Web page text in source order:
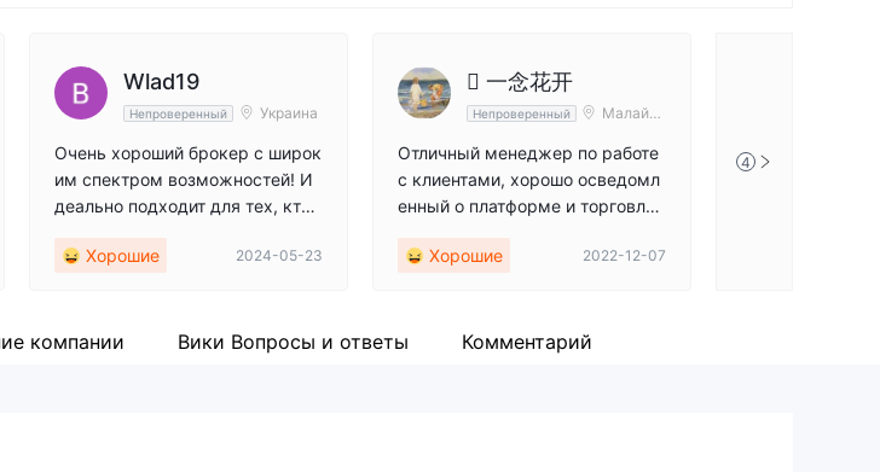
Wlad19
Непроверенный Украина
Очень хороший брокер с широк
им спектром возможностей! И
деально подходит для тех, кто
е, а также для инвестирования
чно актуальная и продуманная
Хорошие 2024-05-23
 一念花开
Непроверенный
Малайзи
Отличный менеджер по работе
с клиентами, хорошо осведомл
енный о платформе и торговле
ый. Что касается платформы, м
но хороший опыт.
Хорошие 2022-12-07
4
компании Вики Вопросы и ответы Комментарий